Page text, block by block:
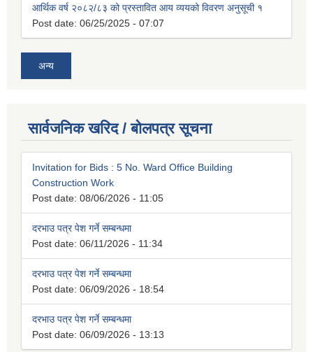
आर्थिक वर्ष २०८२/८३ को प्रस्तावित आय व्ययको विवरण अनुसूची १
Post date: 06/25/2025 - 07:07
अन्य
सार्वजनिक खरिद / बोलपत्र सूचना
Invitation for Bids : 5 No. Ward Office Building
Construction Work
Post date: 08/06/2026 - 11:05
दरभाउ पत्र पेश गर्ने सम्बन्धमा
Post date: 06/11/2026 - 11:34
दरभाउ पत्र पेश गर्ने सम्बन्धमा
Post date: 06/09/2026 - 18:54
दरभाउ पत्र पेश गर्ने सम्बन्धमा
Post date: 06/09/2026 - 13:13